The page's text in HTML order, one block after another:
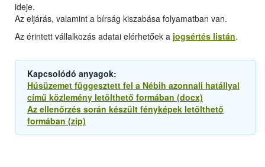
ideje.
Az eljárás, valamint a bírság kiszabása folyamatban van.
Az érintett vállalkozás adatai elérhetőek a jogsértés listán.
Kapcsolódó anyagok:
Húsüzemet függesztett fel a Nébih azonnali hatállyal
című közlemény letölthető formában (docx)
Az ellenőrzés során készült fényképek letölthető
formában (zip)